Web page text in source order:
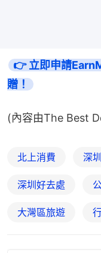
👉 立即申請
贈！
(內容由The Best
北上消費 深
深圳好去處
大灣區旅遊